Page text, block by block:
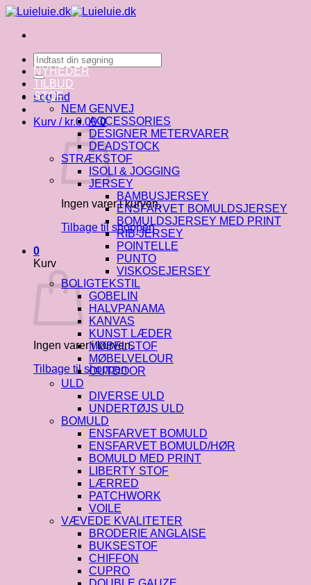
Fortsæt
indhold
Søg
efter:
Log ind
Kurv / kr.0.00 0
Ingen varer i kurven.
Tilbage til shoppen
0
Kurv
Ingen varer i kurven.
Tilbage til shoppen
NYHEDER
TILBUD
STOF
NEM GENVEJ
ACCESSORIES
DESIGNER METERVARER
DEADSTOCK
STRÆKSTOF
ISOLI & JOGGING
JERSEY
BAMBUSJERSEY
ENSFARVET BOMULDSJERSEY
BOMULDSJERSEY MED PRINT
RIB-JERSEY
POINTELLE
PUNTO
VISKOSEJERSEY
BOLIGTEKSTIL
GOBELIN
HALVPANAMA
KANVAS
KUNST LÆDER
MØBELSTOF
MØBELVELOUR
OUTDOOR
ULD
DIVERSE ULD
UNDERTØJS ULD
BOMULD
ENSFARVET BOMULD
ENSFARVET BOMULD/HØR
BOMULD MED PRINT
LIBERTY STOF
LÆRRED
PATCHWORK
VOILE
VÆVEDE KVALITETER
BRODERIE ANGLAISE
BUKSESTOF
CHIFFON
CUPRO